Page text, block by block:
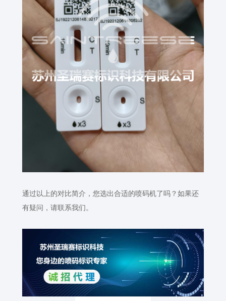
通过以上的对比简介，您选出合适的喷码机了吗？如果还
有疑问，请联系我们。